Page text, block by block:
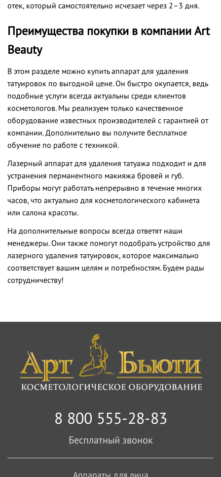
отек, который самостоятельно исчезает через 2–3 дня.
Преимущества покупки в компании Art
Beauty
В этом разделе можно купить аппарат для удаления
татуировок по выгодной цене. Он быстро окупается, ведь
подобные услуги всегда актуальны среди клиентов
косметологов. Мы реализуем только качественное
оборудование известных производителей с гарантией от
компании. Дополнительно вы получите бесплатное
обучение по работе с техникой.
Лазерный аппарат для удаления татуажа подходит и для
устранения перманентного макияжа бровей и губ.
Приборы могут работать непрерывно в течение многих
часов, что актуально для косметологического кабинета
или салона красоты.
На дополнительные вопросы всегда ответят наши
менеджеры. Они также помогут подобрать устройство для
лазерного удаления татуировок, которое максимально
соответствует вашим целям и потребностям. Будем рады
сотрудничеству!
8 800 555-28-83
Бесплатный звонок